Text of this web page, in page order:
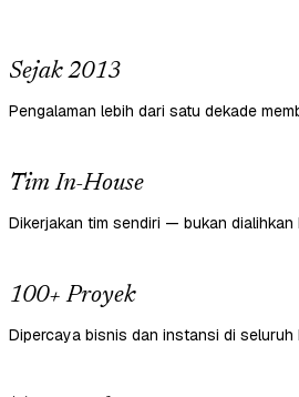
Sejak 2013
Pengalaman lebih dari satu dekade
Tim In-House
Dikerjakan tim sendiri — bukan dialihkan
100+ Proyek
Dipercaya bisnis dan instansi di seluruh